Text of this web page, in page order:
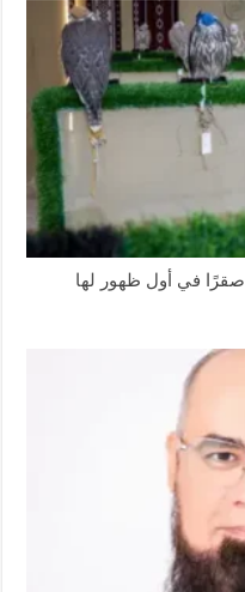
رومانية تشارك بأكثر من 120 صقرًا في أول ظهور لها